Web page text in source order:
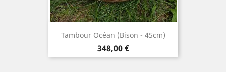
Tambour Océan (Bison - 45cm)
Prix
348,00 €